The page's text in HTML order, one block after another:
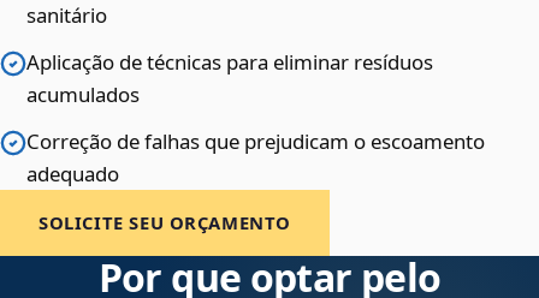
sanitário
Aplicação de técnicas para eliminar resíduos
acumulados
Correção de falhas que prejudicam o escoamento
adequado
SOLICITE SEU ORÇAMENTO
Por que optar pelo